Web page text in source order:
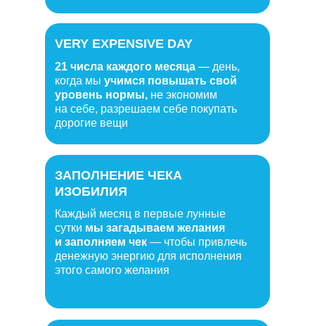
VERY EXPENSIVE DAY
21 числа каждого месяца — день,
когда мы учимся повышать свой
уровень нормы, не экономим
на себе, разрешаем себе покупать
дорогие вещи
НЕТВОРКИНГ
ЗАПОЛНЕНИЕ ЧЕКА
ИЗОБИЛИЯ
Каждый месяц в первые лунные
сутки мы загадываем желания
и заполняем чек — чтобы привлечь
денежную энергию для исполнения
этого самого желания